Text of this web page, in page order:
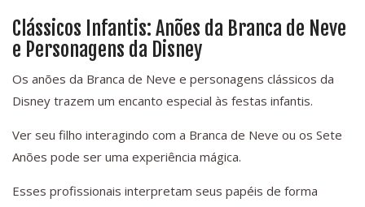
Clássicos Infantis: Anões da Branca de Neve
e Personagens da Disney
Os anões da Branca de Neve e personagens clássicos da
Disney trazem um encanto especial às festas infantis.
Ver seu filho interagindo com a Branca de Neve ou os Sete
Anões pode ser uma experiência mágica.
Esses profissionais interpretam seus papéis de forma